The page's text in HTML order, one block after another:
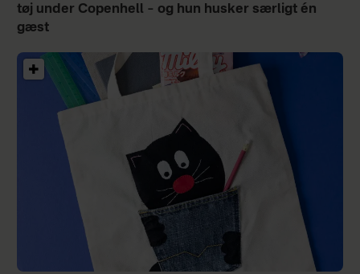
tøj under Copenhell – og hun husker særligt én
gæst